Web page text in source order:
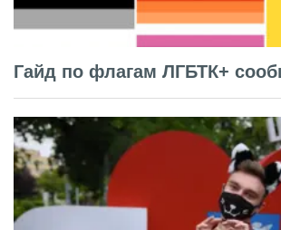
Гайд по флагам ЛГБТК+